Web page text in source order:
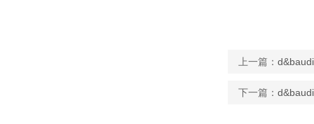
上一篇：
下一篇：